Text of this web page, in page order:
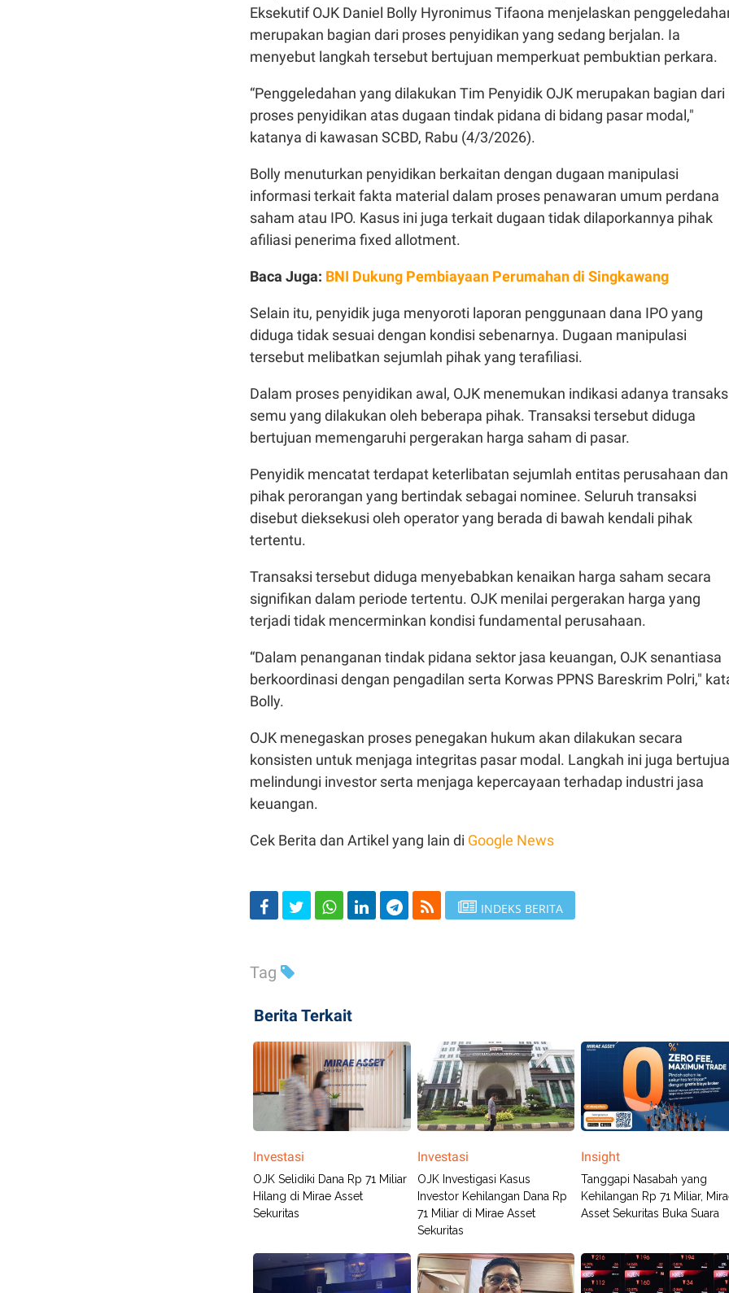
Eksekutif OJK Daniel Bolly Hyronimus Tifaona menjelaskan
merupakan bagian dari proses penyidikan yang sedang berjalan. Ia
menyebut langkah tersebut bertujuan memperkuat pembuktian perkara.
“Penggeledahan yang dilakukan Tim Penyidik OJK merupakan bagian dari
proses penyidikan atas dugaan tindak pidana di bidang pasar modal,"
katanya di kawasan SCBD, Rabu (4/3/2026).
Bolly menuturkan penyidikan berkaitan dengan dugaan manipulasi
informasi terkait fakta material dalam proses penawaran umum perdana
saham atau IPO. Kasus ini juga terkait dugaan tidak dilaporkannya pihak
afiliasi penerima fixed allotment.
Baca Juga: BNI Dukung Pembiayaan Perumahan di Singkawang
Selain itu, penyidik juga menyoroti laporan penggunaan dana IPO yang
diduga tidak sesuai dengan kondisi sebenarnya. Dugaan manipulasi
tersebut melibatkan sejumlah pihak yang terafiliasi.
Dalam proses penyidikan awal, OJK menemukan indikasi adanya
semu yang dilakukan oleh beberapa pihak. Transaksi tersebut diduga
bertujuan memengaruhi pergerakan harga saham di pasar.
Penyidik mencatat terdapat keterlibatan sejumlah entitas perusahaan dan
pihak perorangan yang bertindak sebagai nominee. Seluruh transaksi
disebut dieksekusi oleh operator yang berada di bawah kendali pihak
tertentu.
Transaksi tersebut diduga menyebabkan kenaikan harga saham secara
signifikan dalam periode tertentu. OJK menilai pergerakan harga yang
terjadi tidak mencerminkan kondisi fundamental perusahaan.
“Dalam penanganan tindak pidana sektor jasa keuangan, OJK senantiasa
berkoordinasi dengan pengadilan serta Korwas PPNS Bareskrim Polri,"
Bolly.
OJK menegaskan proses penegakan hukum akan dilakukan secara
konsisten untuk menjaga integritas pasar modal. Langkah ini juga
melindungi investor serta menjaga kepercayaan terhadap industri jasa
keuangan.
Cek Berita dan Artikel yang lain di Google News
INDEKS BERITA
Tag
Berita Terkait
Investasi
OJK Selidiki Dana Rp 71 Miliar
Hilang di Mirae Asset
Sekuritas
Investasi
OJK Investigasi Kasus
Investor Kehilangan Dana Rp
71 Miliar di Mirae Asset
Sekuritas
Insight
Tanggapi Nasabah yang
Kehilangan Rp 71 Miliar,
Asset Sekuritas Buka Suara